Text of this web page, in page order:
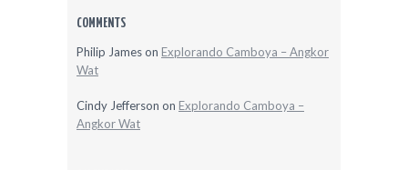
COMMENTS
Philip Jameson Explorando Camboya – Angkor
Wat
Cindy Jefferson on Explorando Camboya –
Angkor Wat